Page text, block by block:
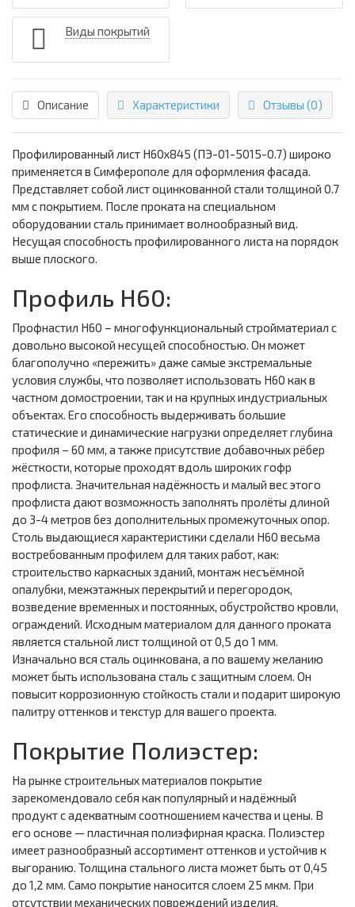
Виды покрытий
Описание Характеристики Отзывы (0)
Профилированный лист Н60х845 (ПЭ-01-5015-0.7) широко
применяется в Симферополе для оформления фасада.
Представляет собой лист оцинкованной стали толщиной 0.7
мм с покрытием. После проката на специальном
оборудовании сталь принимает волнообразный вид.
Несущая способность профилированного листа на порядок
выше плоского.
Профиль Н60:
Профнастил Н60 – многофункциональный стройматериал с
довольно высокой несущей способностью. Он может
благополучно «пережить» даже самые экстремальные
условия службы, что позволяет использовать Н60 как в
частном домостроении, так и на крупных индустриальных
объектах. Его способность выдерживать большие
статические и динамические нагрузки определяет глубина
профиля – 60 мм, а также присутствие добавочных рёбер
жёсткости, которые проходят вдоль широких гофр
профлиста. Значительная надёжность и малый вес этого
профлиста дают возможность заполнять пролёты длиной
до 3-4 метров без дополнительных промежуточных опор.
Столь выдающиеся характеристики сделали Н60 весьма
востребованным профилем для таких работ, как:
строительство каркасных зданий, монтаж несъёмной
опалубки, межэтажных перекрытий и перегородок,
возведение временных и постоянных, обустройство кровли,
ограждений. Исходным материалом для данного проката
является стальной лист толщиной от 0,5 до 1 мм.
Изначально вся сталь оцинкована, а по вашему желанию
может быть использована сталь с защитным слоем. Он
повысит коррозионную стойкость стали и подарит широкую
палитру оттенков и текстур для вашего проекта.
Покрытие Полиэстер:
На рынке строительных материалов покрытие
зарекомендовало себя как популярный и надёжный
продукт с адекватным соотношением качества и цены. В
его основе — пластичная полиэфирная краска. Полиэстер
имеет разнообразный ассортимент оттенков и устойчив к
выгоранию. Толщина стального листа может быть от 0,45
до 1,2 мм. Само покрытие наносится слоем 25 мкм. При
отсутствии механических повреждений изделия,